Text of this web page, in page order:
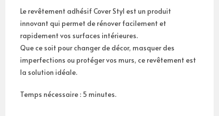
Le revêtement adhésif Cover Styl est un produit
innovant qui permet de rénover facilement et
rapidement vos surfaces intérieures.
Que ce soit pour changer de décor, masquer des
imperfections ou protéger vos murs, ce revêtement est
la solution idéale.
Temps nécessaire : 5 minutes.